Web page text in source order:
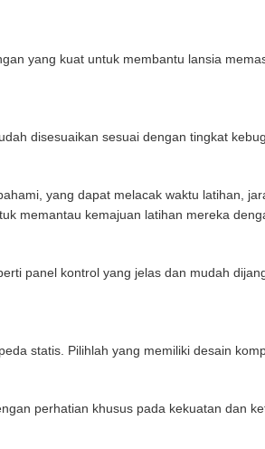
yang kuat untuk membantu lansia
disesuaikan sesuai dengan tingkat
yang dapat melacak waktu latihan,
memantau kemajuan latihan mereka
panel kontrol yang jelas dan mudah
statis. Pilihlah yang memiliki desain
perhatian khusus pada kekuatan dan